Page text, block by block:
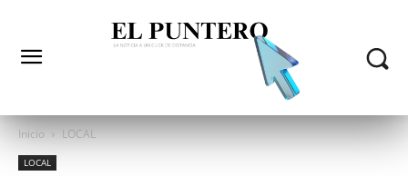
Inicio LOCAL
LOCAL